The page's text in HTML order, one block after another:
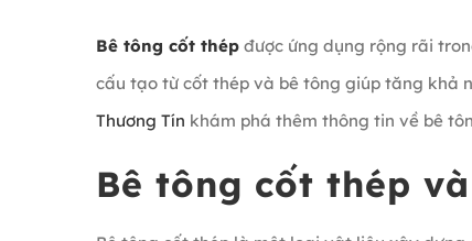
Bê tông cốt thépđược ứng dụng rộng rãi
cấu tạo từ cốt thép và bê tông giúp tăng khả
Thương Tín khám phá thêm thông tin về bê
Bê tông cốt thép